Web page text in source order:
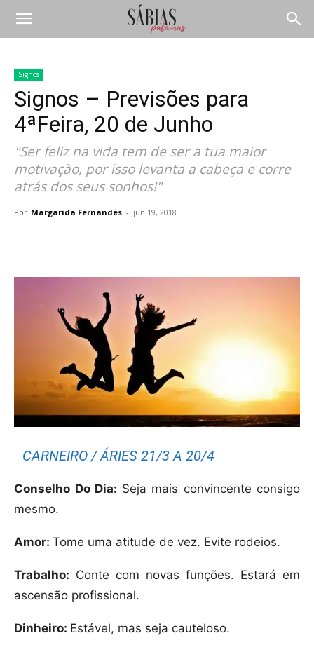
Signos
Signos – Previsões para
4ªFeira, 20 de Junho
"Ser feliz na vida tem de ser a tua maior
motivação, por isso levanta a cabeça e corre
atrás dos seus sonhos!"
Por Margarida Fernandes - jun 19, 2018
CARNEIRO / ÁRIES 21/3 A 20/4
Conselho Do Dia: Seja mais convincente consigo
mesmo.
Amor: Tome uma atitude de vez. Evite rodeios.
Trabalho: Conte com novas funções. Estará em
ascensão profissional.
Dinheiro: Estável, mas seja cauteloso.